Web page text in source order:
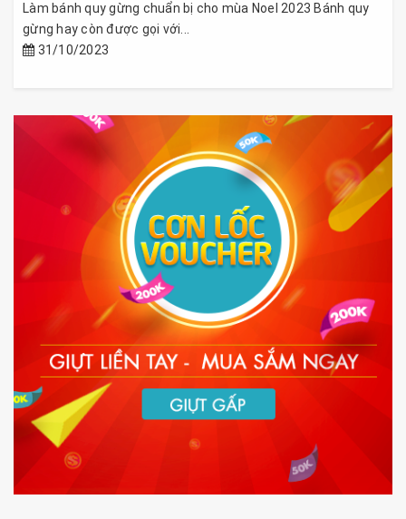
Làm bánh quy gừng chuẩn bị cho mùa Noel 2023 Bánh quy
gừng hay còn được gọi với...
31/10/2023